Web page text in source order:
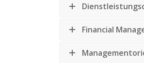
Financial